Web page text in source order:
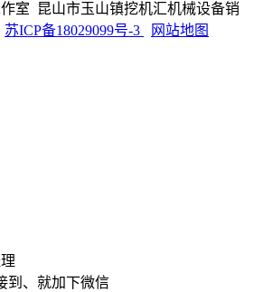
室 昆山市玉山镇挖机汇机械设备销
苏ICP备18029099号-3 网站地图
到、就加下微信